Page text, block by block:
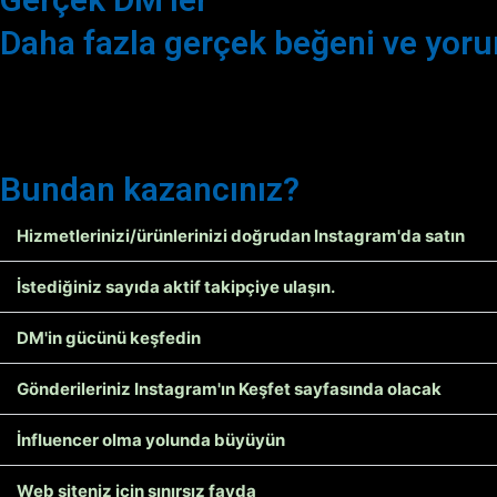
Daha fazla gerçek beğeni ve
Bundan kazancınız?
Hizmetlerinizi/ürünlerinizi doğrudan Instagram'da satın
İstediğiniz sayıda aktif takipçiye ulaşın.
DM'in gücünü keşfedin
Gönderileriniz Instagram'ın Keşfet sayfasında olacak
İnfluencer olma yolunda büyüyün
Web siteniz için sınırsız fayda